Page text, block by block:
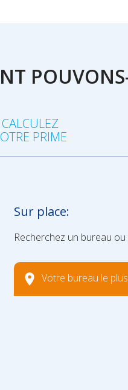
CALCULEZ
PRIME
Sur place:
Recherchez un bureau ou
Votre bureau le